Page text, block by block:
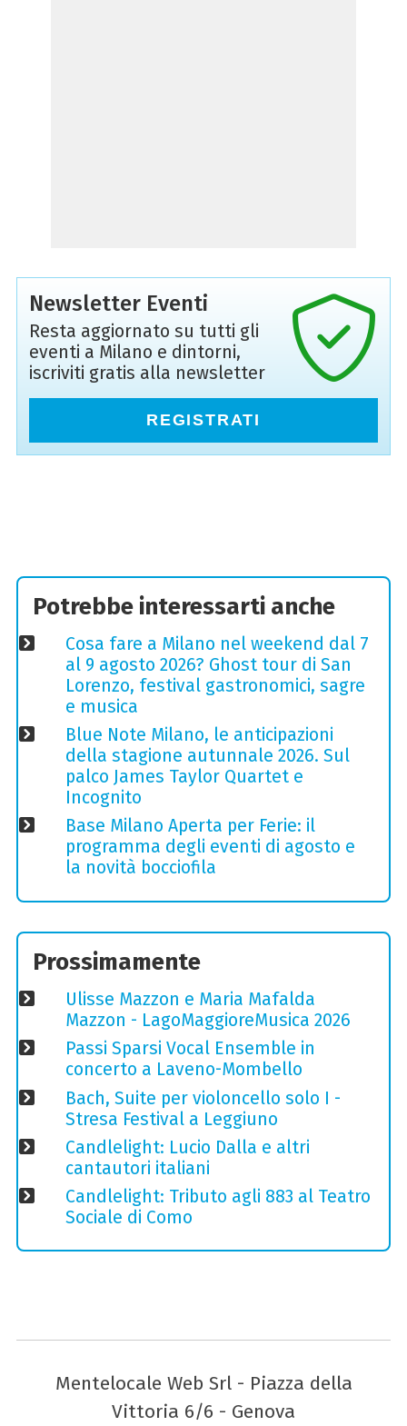
Newsletter Eventi
Resta aggiornato su tutti gli
eventi a Milano e dintorni,
iscriviti gratis alla newsletter
REGISTRATI
Potrebbe interessarti anche
Cosa fare a Milano nel weekend dal 7
al 9 agosto 2026? Ghost tour di San
Lorenzo, festival gastronomici, sagre
e musica
Blue Note Milano, le anticipazioni
della stagione autunnale 2026. Sul
palco James Taylor Quartet e
Incognito
Base Milano Aperta per Ferie: il
programma degli eventi di agosto e
la novità bocciofila
Prossimamente
Ulisse Mazzon e Maria Mafalda
Mazzon - LagoMaggioreMusica 2026
Passi Sparsi Vocal Ensemble in
concerto a Laveno-Mombello
Bach, Suite per violoncello solo I -
Stresa Festival a Leggiuno
Candlelight: Lucio Dalla e altri
cantautori italiani
Candlelight: Tributo agli 883 al Teatro
Sociale di Como
Mentelocale Web Srl - Piazza della
Vittoria 6/6 - Genova